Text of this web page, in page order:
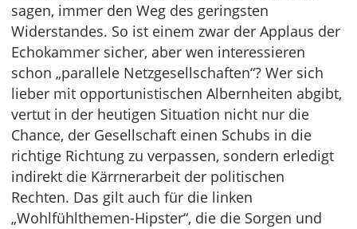
sagen, immer den Weg des geringsten
Widerstandes. So ist einem zwar der Applaus der
Echokammer sicher, aber wen interessieren
schon „parallele Netzgesellschaften“? Wer sich
lieber mit opportunistischen Albernheiten abgibt,
vertut in der heutigen Situation nicht nur die
Chance, der Gesellschaft einen Schubs in die
richtige Richtung zu verpassen, sondern erledigt
indirekt die Kärrnerarbeit der politischen
Rechten. Das gilt auch für die linken
„Wohlfühlthemen-Hipster“, die die Sorgen und